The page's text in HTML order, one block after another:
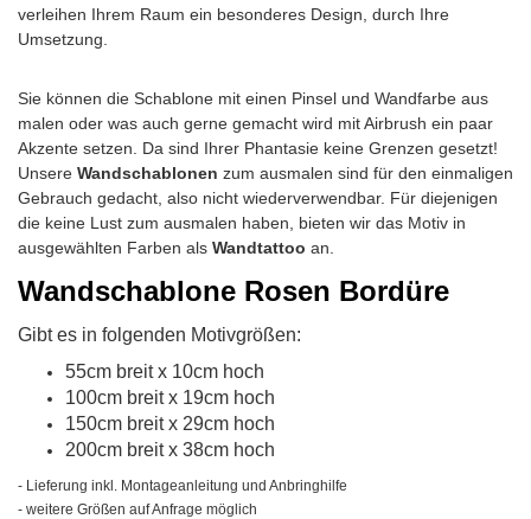
verleihen Ihrem Raum ein besonderes Design, durch Ihre
Umsetzung.
Sie können die Schablone mit einen Pinsel und Wandfarbe aus
malen oder was auch gerne gemacht wird mit Airbrush ein paar
Akzente setzen. Da sind Ihrer Phantasie keine Grenzen gesetzt!
Unsere Wandschablonen zum ausmalen sind für den einmaligen
Gebrauch gedacht, also nicht wiederverwendbar. Für diejenigen
die keine Lust zum ausmalen haben, bieten wir das Motiv in
ausgewählten Farben als Wandtattoo an.
Wandschablone Rosen Bordüre
Gibt es in folgenden Motivgrößen:
55cm breit x 10cm hoch
100cm breit x 19cm hoch
150cm breit x 29cm hoch
200cm breit x 38cm hoch
- Lieferung inkl. Montageanleitung und Anbringhilfe
- weitere Größen auf Anfrage möglich